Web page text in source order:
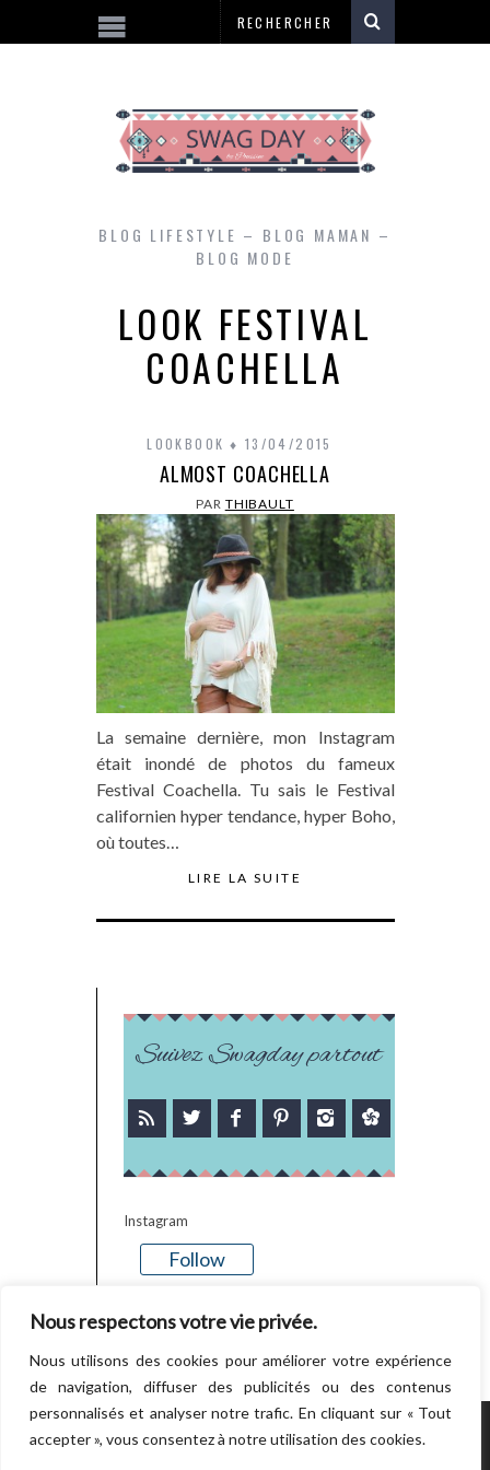
Nous respectons votre vie privée.
Nous utilisons des cookies pour améliorer votre expérience
de navigation, diffuser des publicités ou des contenus
personnalisés et analyser notre trafic. En cliquant sur « Tout
accepter », vous consentez à notre utilisation des cookies.
BLOG LIFESTYLE – BLOG MAMAN –
BLOG MODE
LOOK FESTIVAL
COACHELLA
LOOKBOOK 13/04/2015
ALMOST COACHELLA
PAR THIBAULT
La semaine dernière, mon Instagram
était inondé de photos du fameux
Festival Coachella. Tu sais le Festival
californien hyper tendance, hyper Boho,
où toutes…
LIRE LA SUITE
Suivez Swagday partout
Instagram
Follow
POWERED BY WORDPRESS.CREATED BY